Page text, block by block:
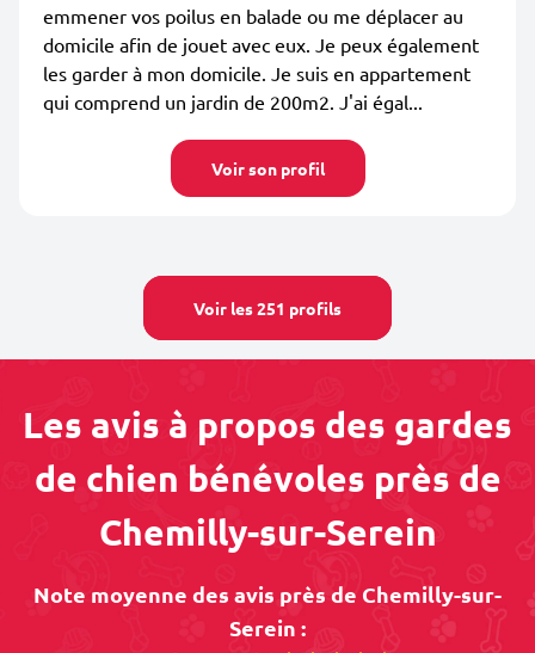
emmener vos poilus en balade ou me déplacer au
domicile afin de jouet avec eux. Je peux également
les garder à mon domicile. Je suis en appartement
qui comprend un jardin de 200m2. J'ai égal...
Voir son profil
Voir les 251 profils
Les avis à propos des gardes
de chien bénévoles près de
Chemilly-sur-Serein
Note moyenne des avis près de Chemilly-sur-
Serein :